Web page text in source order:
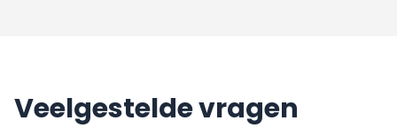
Veelgestelde vragen